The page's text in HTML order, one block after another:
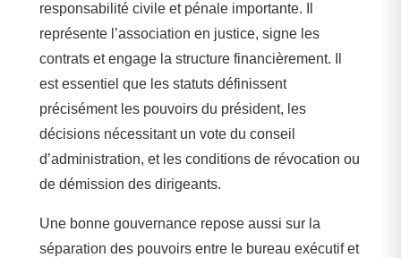
responsabilité civile et pénale importante. Il
représente l’association en justice, signe les
contrats et engage la structure financièrement. Il
est essentiel que les statuts définissent
précisément les pouvoirs du président, les
décisions nécessitant un vote du conseil
d’administration, et les conditions de révocation ou
de démission des dirigeants.
Une bonne gouvernance repose aussi sur la
séparation des pouvoirs entre le bureau exécutif et